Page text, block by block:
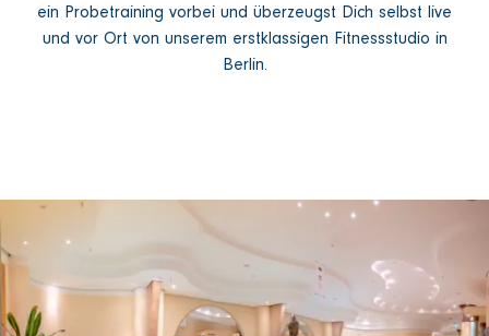
ein Probetraining vorbei und überzeugst Dich selbst live
und vor Ort von unserem erstklassigen Fitnessstudio in
Berlin.